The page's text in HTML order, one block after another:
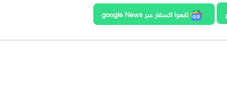
تابعوا اكسفار عبر google News